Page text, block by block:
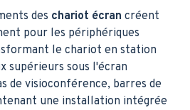
des chariot écran créent
pour les périphériques
le chariot en station
supérieurs sous l'écran
de visioconférence, barres de
une installation intégrée